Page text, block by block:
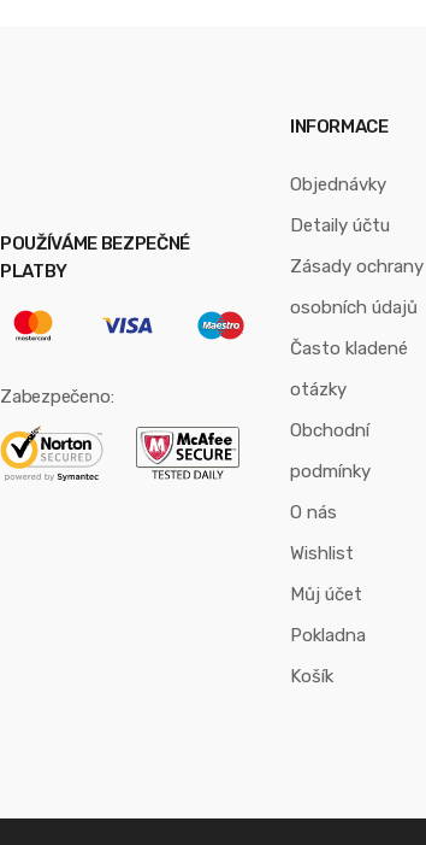
POUŽÍVÁME BEZPEČNÉ
PLATBY
Zabezpečeno:
INFORMACE
Objednávky
Detaily účtu
Zásady ochrany
osobních údajů
Často kladené
otázky
Obchodní
podmínky
O nás
Wishlist
Můj účet
Pokladna
Košík